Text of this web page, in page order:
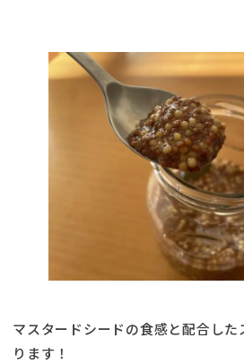
マスタードシードの食感と配合し
ります！